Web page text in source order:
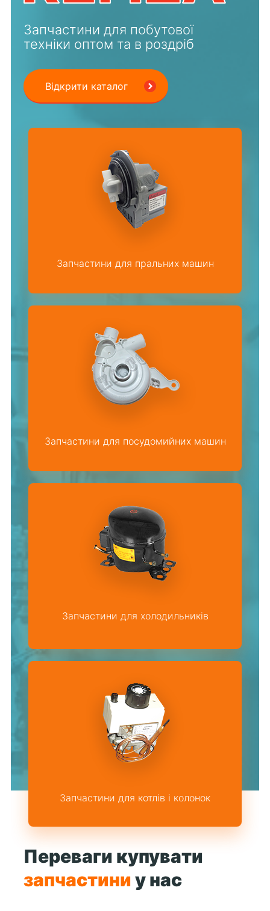
Запчастини для побутової
техніки оптом та в роздріб
Відкрити каталог
Запчастини для пральних машин
Запчастини для посудомийних машин
Запчастини для холодильників
Запчастини для котлів і колонок
Переваги купувати
запчастиниу нас